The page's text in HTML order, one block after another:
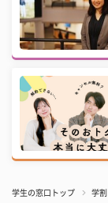
学生の窓口トップ 学